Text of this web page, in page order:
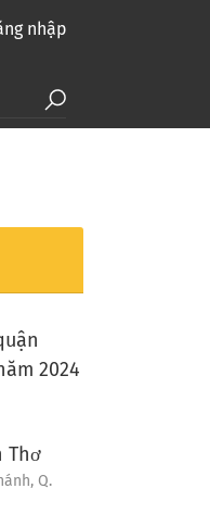
nhập
2024
Thơ
Q.